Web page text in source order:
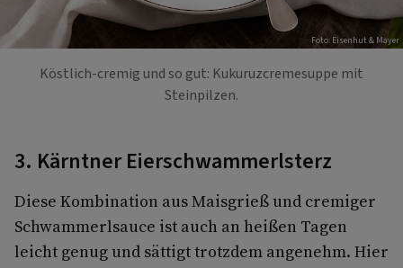
Foto: Eisenhut & Mayer
Köstlich-cremig und so gut: Kukuruzcremesuppe mit
Steinpilzen.
3. Kärntner Eierschwammerlsterz
Diese Kombination aus Maisgrieß und cremiger
Schwammerlsauce ist auch an heißen Tagen
leicht genug und sättigt trotzdem angenehm. Hier